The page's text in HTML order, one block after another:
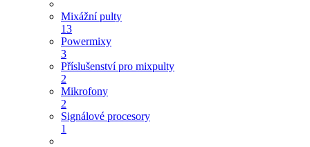
Mixážní pulty
13
Powermixy
3
Příslušenství pro mixpulty
2
Mikrofony
2
Signálové procesory
1